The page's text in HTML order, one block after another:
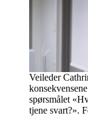
Veileder
spørsmålet
tjene svart?».